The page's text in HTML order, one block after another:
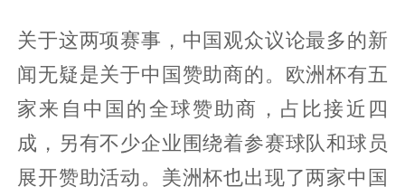
关于这两项赛事，中国观众议论最多的新
闻无疑是关于中国赞助商的。欧洲杯有五
家来自中国的全球赞助商，占比接近四
成，另有不少企业围绕着参赛球队和球员
展开赞助活动。美洲杯也出现了两家中国